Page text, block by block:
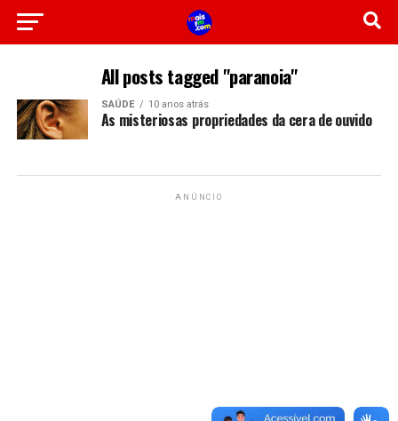
All posts tagged "paranoia"
SAÚDE 10 anos atrás
As misteriosas propriedades da cera de ouvido
ANÚNCIO